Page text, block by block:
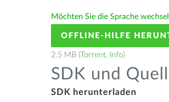
Möchten Sie die Sprache
OFFLINE-HILFE
2.5 MB (Torrent, Info)
SDK und
SDK herunterladen